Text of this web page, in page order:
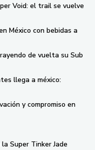
Void: el trail se vuelve
México con bebidas a
de vuelta su Sub
llega a méxico:
y compromiso en
Super Tinker Jade